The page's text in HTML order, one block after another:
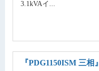
3.1kVAイ...
『PDG1150ISM 三相』